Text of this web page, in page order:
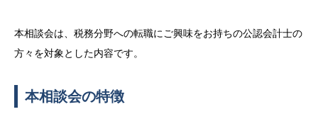
本相談会は、税務分野への転職にご興味をお持ちの公認会計士の
方々を対象とした内容です。
本相談会の特徴